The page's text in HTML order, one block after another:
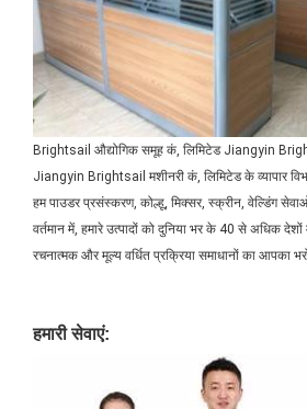
Brightsail औद्योगिक समूह कं, लिमिटेड Jiangyin
Jiangyin Brightsail मशीनरी कं, लिमिटेड के व्यापार
हम पाउडर प्रसंस्करण, कोल्हू, मिक्सर, स्क्रीन, वेल्डिंग
वर्तमान में, हमारे उत्पादों को दुनिया भर के 40 से अधिक
रचनात्मक और मूल्य वर्धित प्रक्रिया समाधानों का आपका
हमारी सेवाएं: